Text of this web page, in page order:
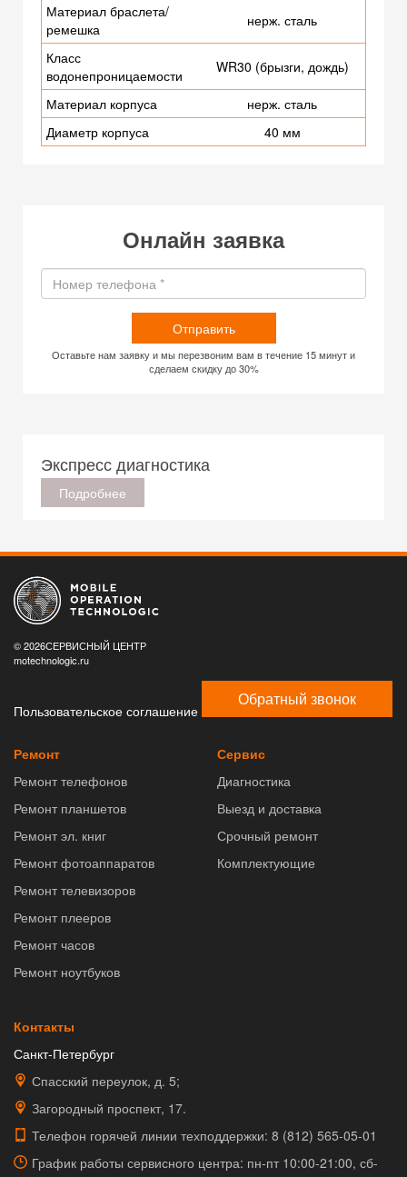
Материал браслета/
ремешка
нерж. сталь
Класс
водонепроницаемости
WR30 (брызги, дождь)
Материал корпуса
нерж. сталь
Диаметр корпуса
40 мм
Онлайн заявка
Отправить
Оставьте нам заявку и мы перезвоним вам в течение 15 минут и
сделаем скидку до 30%
Экспресс диагностика
Подробнее
© 2026СЕРВИСНЫЙ ЦЕНТР
motechnologic.ru
Пользовательское соглашение
Обратный звонок
Ремонт
Ремонт телефонов
Ремонт планшетов
Ремонт эл. книг
Ремонт фотоаппаратов
Ремонт телевизоров
Ремонт плееров
Ремонт часов
Ремонт ноутбуков
Сервис
Диагностика
Выезд и доставка
Срочный ремонт
Комплектующие
Контакты
Санкт-Петербург
Спасский переулок, д. 5;
Загородный проспект, 17.
Телефон горячей линии техподдержки: 8 (812) 565-05-01
График работы сервисного центра: пн-пт 10:00-21:00, сб-